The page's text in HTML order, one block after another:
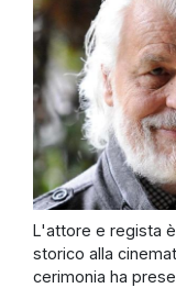
L'attore e regista
storico alla
cerimonia ha